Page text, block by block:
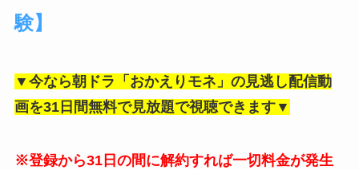
験】
▼今なら朝ドラ「おかえりモネ」の見逃し配信動
画を31日間無料で見放題で視聴できます▼
※登録から31日の間に解約すれば一切料金が発生